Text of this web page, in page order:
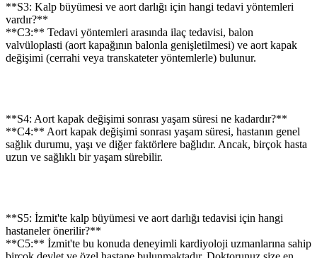
**S3: Kalp büyümesi ve aort darlığı için hangi tedavi yöntemleri
vardır?**
**C3:** Tedavi yöntemleri arasında ilaç tedavisi, balon
valvüloplasti (aort kapağının balonla genişletilmesi) ve aort kapak
değişimi (cerrahi veya transkateter yöntemlerle) bulunur.
**S4: Aort kapak değişimi sonrası yaşam süresi ne kadardır?**
**C4:** Aort kapak değişimi sonrası yaşam süresi, hastanın genel
sağlık durumu, yaşı ve diğer faktörlere bağlıdır. Ancak, birçok hasta
uzun ve sağlıklı bir yaşam sürebilir.
**S5: İzmit'te kalp büyümesi ve aort darlığı tedavisi için hangi
hastaneler önerilir?**
**C5:** İzmit'te bu konuda deneyimli kardiyoloji uzmanlarına sahip